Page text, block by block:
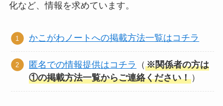
化など、情報を求めています。
かこがわノートへの掲載方法一覧はコチラ
匿名での情報提供はコチラ （※関係者の方は
①の掲載方法一覧からご連絡ください！ ）